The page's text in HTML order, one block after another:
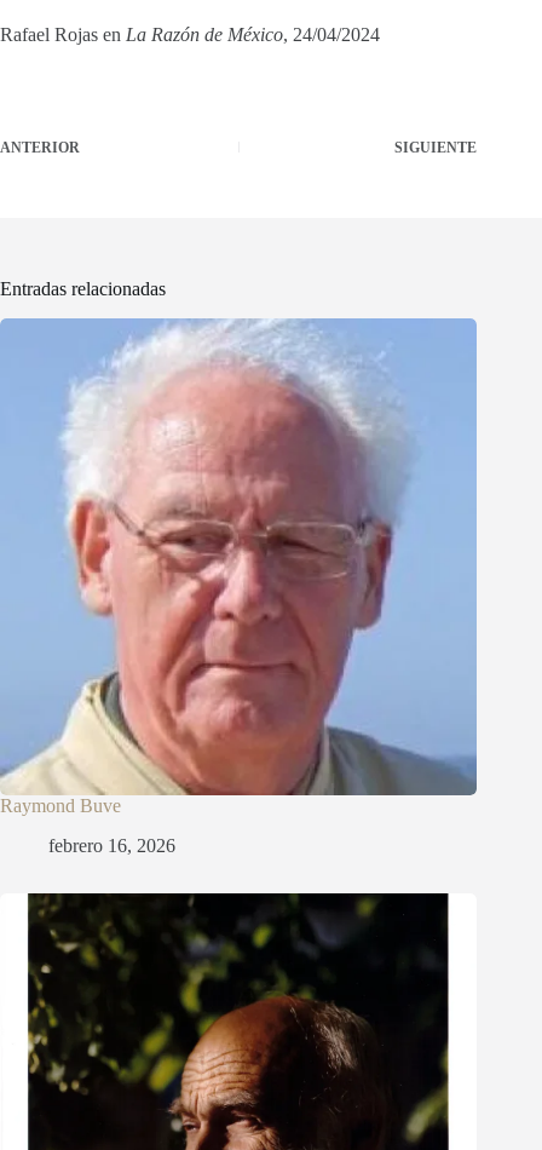
Rafael Rojas en La Razón de México, 24/04/2024
ANTERIOR SIGUIENTE
Entradas relacionadas
Raymond Buve
febrero 16, 2026